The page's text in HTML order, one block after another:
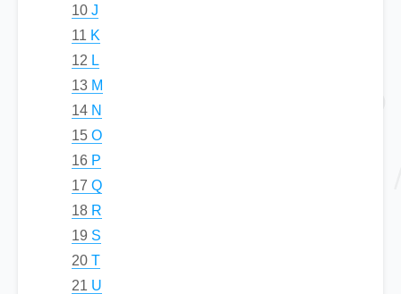
10 J
11 K
12 L
13 M
14 N
15 O
16 P
17 Q
18 R
19 S
20 T
21 U